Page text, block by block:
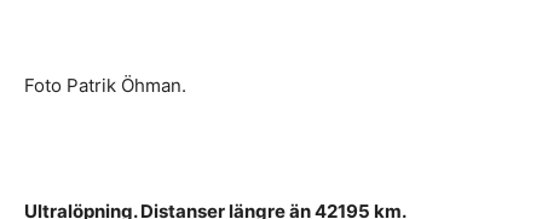
Foto Patrik Öhman.
Ultralöpning. Distanser längre än 42195 km.